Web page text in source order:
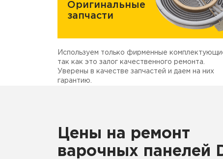
Оригинальные
запчасти
Используем только фирменные
так как это залог качественного ремонта.
Уверены в качестве запчастей и даем на них
гарантию.
Цены на ремонт
варочных панелей